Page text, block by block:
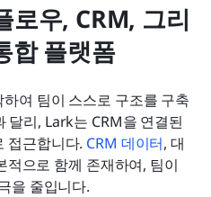
로우, CRM, 그리
합 플랫폼
여 팀이 스스로 구조를 구축
리, Lark는 CRM을 연결된
접근합니다. CRM 데이터, 대
적으로 함께 존재하여, 팀이
을 줄입니다.